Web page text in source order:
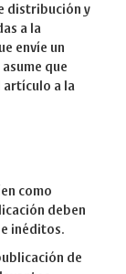
distribución y
a la
envíe un
que
artículo a la
como
deben
inéditos.
de